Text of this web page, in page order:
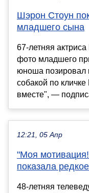
Шэрон Стоун
младшего сына
67-летняя
фото младшего
юноша позировал
собакой по
вместе", —
12:21, 05 Апр
"Моя
показала
48-летняя